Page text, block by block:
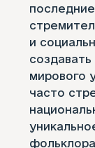
и
мирового
часто